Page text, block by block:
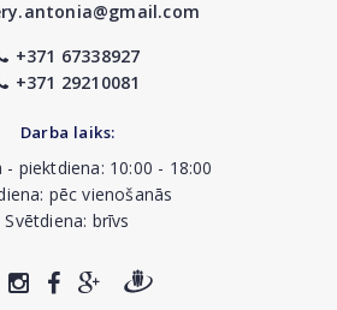
+371 67338927
+371 29210081
Darba laiks:
- piektdiena: 10:00 - 18:00
pēc vienošanās
Svētdiena: brīvs